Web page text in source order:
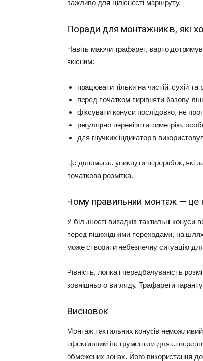
важливо для цілісності маршруту.
Поради для монтажників, які
Навіть маючи трафарет, варто
якісним:
працювати тільки на чистій, сухій та
перед початком вирівняти базову
фіксувати конуси послідовно, не
регулярно перевіряти симетрію,
для гнучких індикаторів
Це допомагає уникнути переробок, які
початкова розмітка.
Чому правильний монтаж — це
У більшості випадків тактильні конуси
перед пішохідними переходами, на
може створити небезпечну ситуацію
Рівність, логіка і передбачуваність
зовнішнього вигляду. Трафарети
Висновок
Монтаж тактильних конусів
ефективним інструментом для
обмежених зонах. Його використання